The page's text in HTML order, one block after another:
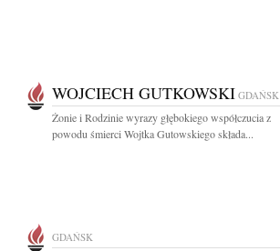
WOJCIECH GUTKOWSKI GDAŃSK
Żonie i Rodzinie wyrazy głębokiego współczucia z
powodu śmierci Wojtka Gutowskiego składa...
GDAŃSK